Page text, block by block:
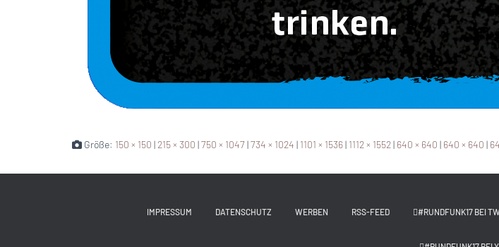
Größe: 150 × 150 | 215 × 300 |750 × 1047|734 × 1024 | 1101 × 1536| 1112 × 1552| 640 × 640 | 640 × 640 |
IMPRESSUM DATENSCHUTZ WERBEN RSS-FEED #RUNDFUNK17 BEI